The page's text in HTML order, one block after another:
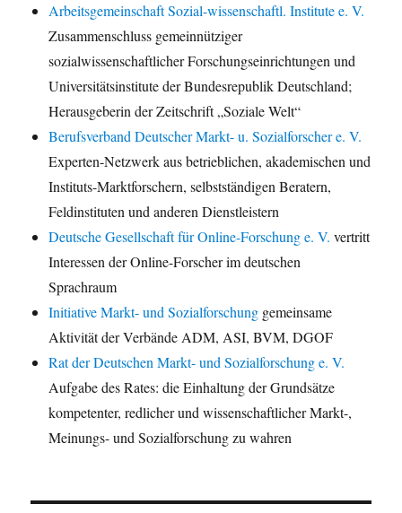
Arbeitsgemeinschaft Sozial-wissenschaftl. Institute e. V.
Zusammenschluss gemeinnütziger
sozialwissenschaftlicher Forschungseinrichtungen und
Universitätsinstitute der Bundesrepublik Deutschland;
Herausgeberin der Zeitschrift „Soziale Welt“
Berufsverband Deutscher Markt- u. Sozialforscher e. V.
Experten-Netzwerk aus betrieblichen, akademischen und
Instituts-Marktforschern, selbstständigen Beratern,
Feldinstituten und anderen Dienstleistern
Deutsche Gesellschaft für Online-Forschung e. V. vertritt
Interessen der Online-Forscher im deutschen
Sprachraum
Initiative Markt- und Sozialforschung gemeinsame
Aktivität der Verbände ADM, ASI, BVM, DGOF
Rat der Deutschen Markt- und Sozialforschung e. V.
Aufgabe des Rates: die Einhaltung der Grundsätze
kompetenter, redlicher und wissenschaftlicher Markt-,
Meinungs- und Sozialforschung zu wahren